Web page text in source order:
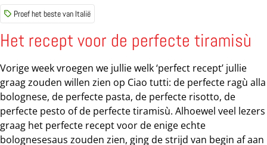
stationsleed. Ik probeer over de hoofden van alle reizigers
heen te zien of ik mijn vriendin zie, die hier al enige tijd
studeert en die ik op Termini zou treffen. Terwijl ik de
vragende blikken van zowel toeristen als bedelende
Romeinen ontwijk of trotseer baan ik me een weg richting
uitgang. Op dat moment piept mijn telefoon. Een berichtje
van mijn Romeinse...
Proef het beste van Italië
Het recept voor de perfecte tiramisù
Vorige week vroegen we jullie welk ‘perfect recept’ jullie
graag zouden willen zien op Ciao tutti: de perfecte ragù alla
bolognese, de perfecte pasta, de perfecte risotto, de
perfecte pesto of de perfecte tiramisù. Alhoewel veel lezers
graag het perfecte recept voor de enige echte
bolognesesaus zouden zien, ging de strijd van begin af aan